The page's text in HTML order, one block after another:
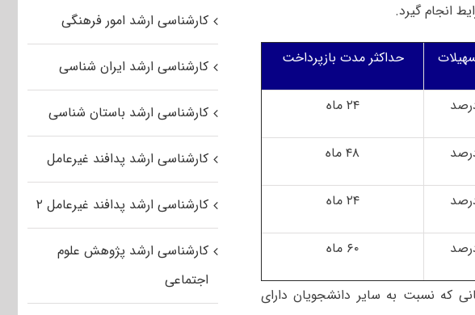
انجام گیرد.
حداکثر مدت بازپرداخت
۲۴ ماه
۴۸ ماه
۲۴ ماه
۶۰ ماه
که نسبت به سایر دانشجویان دارای
کارشناسی ارشد امور فرهنگی
کارشناسی ارشد ایران شناسی
کارشناسی ارشد باستان شناسی
کارشناسی ارشد پدافند غیرعامل
کارشناسی ارشد پدافند غیرعامل ۲
کارشناسی ارشد پژوهش علوم
اجتماعی